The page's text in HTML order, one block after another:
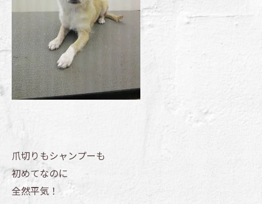
爪切りもシャンプーも
初めてなのに
全然平気！